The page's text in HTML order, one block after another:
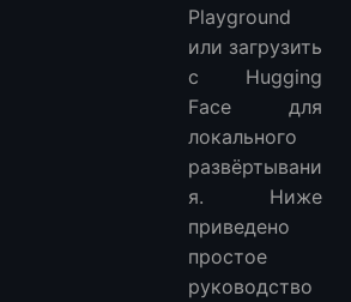
Playground
или загрузить
с Hugging
Face для
локального
развёртывани
я. Ниже
приведено
простое
руководство